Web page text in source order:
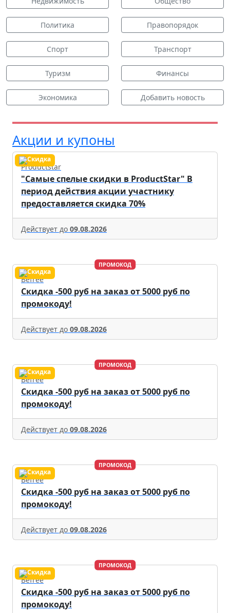
Политика Правопорядок
Спорт Транспорт
Туризм Финансы
Экономика Добавить новость
Акции и купоны
Productstar
"Самые спелые скидки в ProductStar" В
период действия акции участнику
предоставляется скидка 70%
Действует до 09.08.2026
ПРОМОКОД
Befree
Скидка -500 руб на заказ от 5000 руб по
промокоду!
Действует до 09.08.2026
ПРОМОКОД
Befree
Скидка -500 руб на заказ от 5000 руб по
промокоду!
Действует до 09.08.2026
ПРОМОКОД
Befree
Скидка -500 руб на заказ от 5000 руб по
промокоду!
Действует до 09.08.2026
ПРОМОКОД
Befree
Скидка -500 руб на заказ от 5000 руб по
промокоду!